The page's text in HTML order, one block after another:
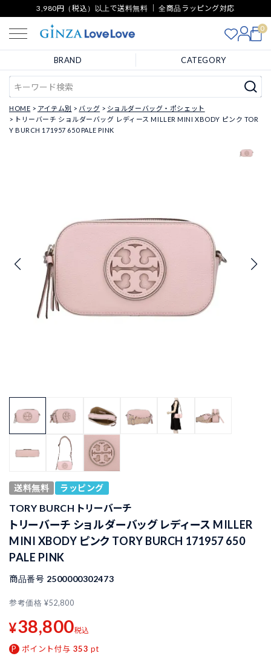
3,980円（税込）以上で送料無料 ｜ 全商品ラッピング対応
0
BRAND CATEGORY
HOME アイテム別 バッグ
ショルダーバッグ・ポシェット
トリーバーチ ショルダーバッグ レディース MILLER MINI XBODY ピンク TOR
Y BURCH 171957 650 PALE PINK
送料無料 ラッピング
TORY BURCH トリーバーチ
トリーバーチ ショルダーバッグ レディース MILLER
MINI XBODY ピンク TORY BURCH 171957 650
PALE PINK
商品番号 2500000302473
参考価格 ¥52,800
¥38,800税込
ポイント付与 353 pt